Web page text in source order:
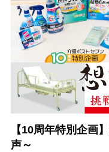
【10周年特別企画
声～